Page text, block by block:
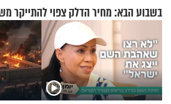
בשבוע הבא: מחיר הדלק צפוי להתייקר